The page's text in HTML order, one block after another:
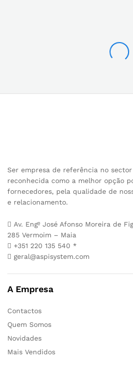
Ser empresa de referência no
reconhecida como a melhor opção
fornecedores, pela qualidade de
e relacionamento.
Av. Engº José Afonso Moreira de
285 Vermoim – Maia
+351 220 135 540 *
geral@aspisystem.com
A Empresa
Contactos
Quem Somos
Novidades
Mais Vendidos